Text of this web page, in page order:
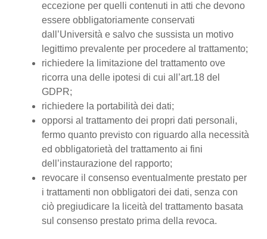
eccezione per quelli contenuti in atti che devono
essere obbligatoriamente conservati
dall’Università e salvo che sussista un motivo
legittimo prevalente per procedere al trattamento;
richiedere la limitazione del trattamento ove
ricorra una delle ipotesi di cui all’art.18 del
GDPR;
richiedere la portabilità dei dati;
opporsi al trattamento dei propri dati personali,
fermo quanto previsto con riguardo alla necessità
ed obbligatorietà del trattamento ai fini
dell’instaurazione del rapporto;
revocare il consenso eventualmente prestato per
i trattamenti non obbligatori dei dati, senza con
ciò pregiudicare la liceità del trattamento basata
sul consenso prestato prima della revoca.